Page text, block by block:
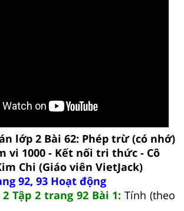
lớp 2 Bài 62: Phép trừ (có nhớ)
vi 1000 - Kết nối tri thức - Cô
Chi (Giáo viên VietJack)
92, 93 Hoạt động
Tập 2 trang 92 Bài 1:Tính (theo